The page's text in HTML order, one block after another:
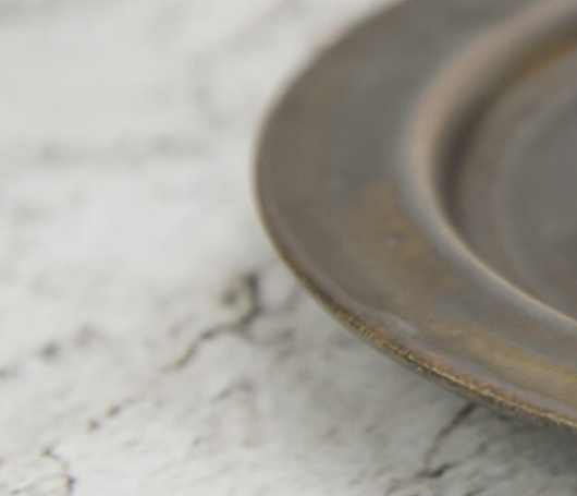
京都おやつクラブ
私と店のはなし
京都の書店
ABOUT US
チケットプレゼント応募